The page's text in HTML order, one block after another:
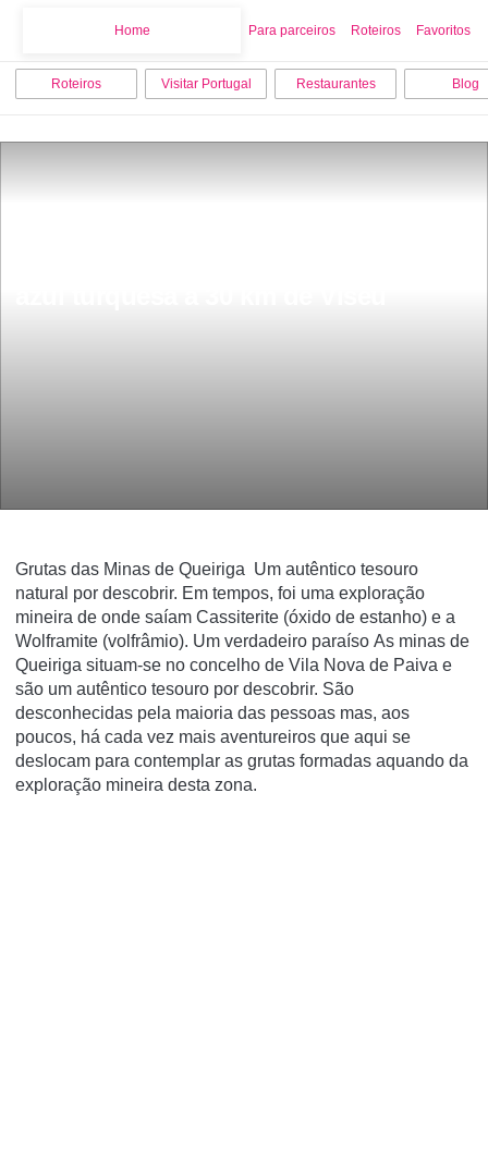
Home Para parceiros Roteiros Favoritos
Roteiros Visitar Portugal Restaurantes Blog
Grutas das Minas de Queiriga Um autêntico tesouro
natural por descobrir. Em tempos, foi uma exploração
mineira de onde saíam Cassiterite (óxido de estanho) e a
Wolframite (volfrâmio). Um verdadeiro paraíso As minas de
Queiriga situam-se no concelho de Vila Nova de Paiva e
são um autêntico tesouro por descobrir. São
desconhecidas pela maioria das pessoas mas, aos
poucos, há cada vez mais aventureiros que aqui se
deslocam para contemplar as grutas formadas aquando da
exploração mineira desta zona.